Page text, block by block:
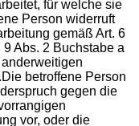
für welche sie
Person widerruft
gemäß Art. 6
Abs. 2 Buchstabe a
betroffene Person
gegen die
vor, oder die